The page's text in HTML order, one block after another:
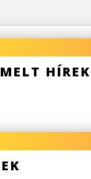
HÍREK